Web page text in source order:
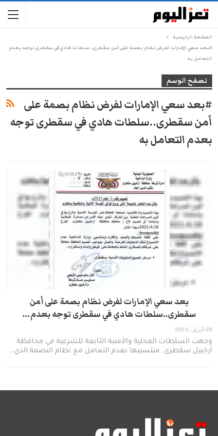
الصفحة الرئيسية
#بعد سعي الإمارات لفرض نظام بصمة على أمن سقطرى..سلطات هادي في سقطرى توجه بعدم
التعامل به
تصفح الوسم
#بعد سعي الإمارات لفرض نظام بصمة على
أمن سقطرى..سلطات هادي في سقطرى توجه
بعدم التعامل به
بعد سعي الإمارات لفرض نظام بصمة على أمن
سقطرى..سلطات هادي في سقطرى توجه بعدم…
28-أبريل- 2021
وجهت السلطات المحلية والأمنية التابعة للشرعية في محافظة
أرخبيل سقطرى منتسبيها بعدم التعامل مع نظام البصمة الذي…